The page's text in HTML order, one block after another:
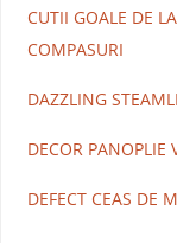
CUTII GOALE DE
COMPASURI
DAZZLING
DECOR PANOPLIE
DEFECT CEAS DE